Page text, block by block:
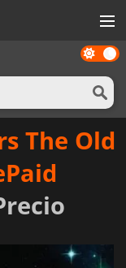
Dark
mode
The Old